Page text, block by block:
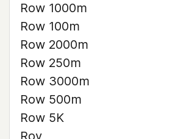
Row 1000m
Row 100m
Row 2000m
Row 250m
Row 3000m
Row 500m
Row 5K
Roy